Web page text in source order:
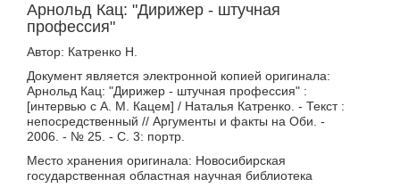
Арнольд Кац: "Дирижер - штучная
профессия"
Автор: Катренко Н.
Документ является электронной копией оригинала:
Арнольд Кац: "Дирижер - штучная профессия" :
[интервью с А. М. Кацем] / Наталья Катренко. - Текст :
непосредственный // Аргументы и факты на Оби. -
2006. - № 25. - С. 3: портр.
Место хранения оригинала: Новосибирская
государственная областная научная библиотека